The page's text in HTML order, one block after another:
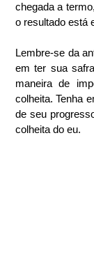
chegada a
o resultado está
Lembre-se da
em ter sua
maneira de
colheita. Tenha
de seu
colheita do eu.